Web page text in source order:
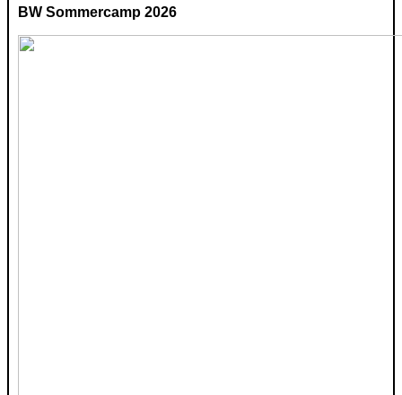
BW Sommercamp 2026